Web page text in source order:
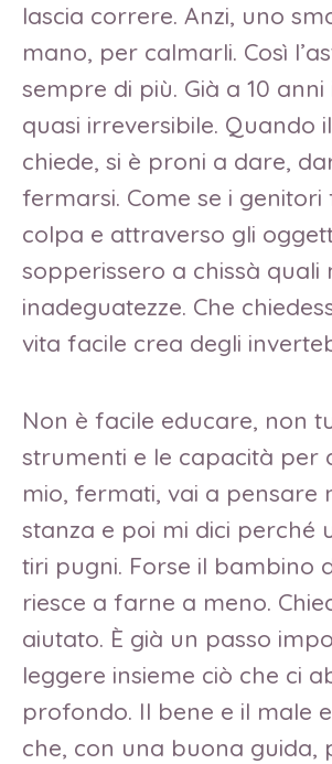
lascia correre. Anzi, uno
mano, per calmarli. Così
sempre di più. Già a 10
quasi irreversibile. Quando
chiede, si è proni a dare,
fermarsi. Come se i genitori
colpa e attraverso gli
sopperissero a chissà quali
inadeguatezze. Che
vita facile crea degli
Non è facile educare, non
strumenti e le capacità per
mio, fermati, vai a pensare
stanza e poi mi dici perché
tiri pugni. Forse il bambino
riesce a farne a meno.
aiutato. È già un passo
leggere insieme ciò che ci
profondo. Il bene e il male
che, con una buona guida,